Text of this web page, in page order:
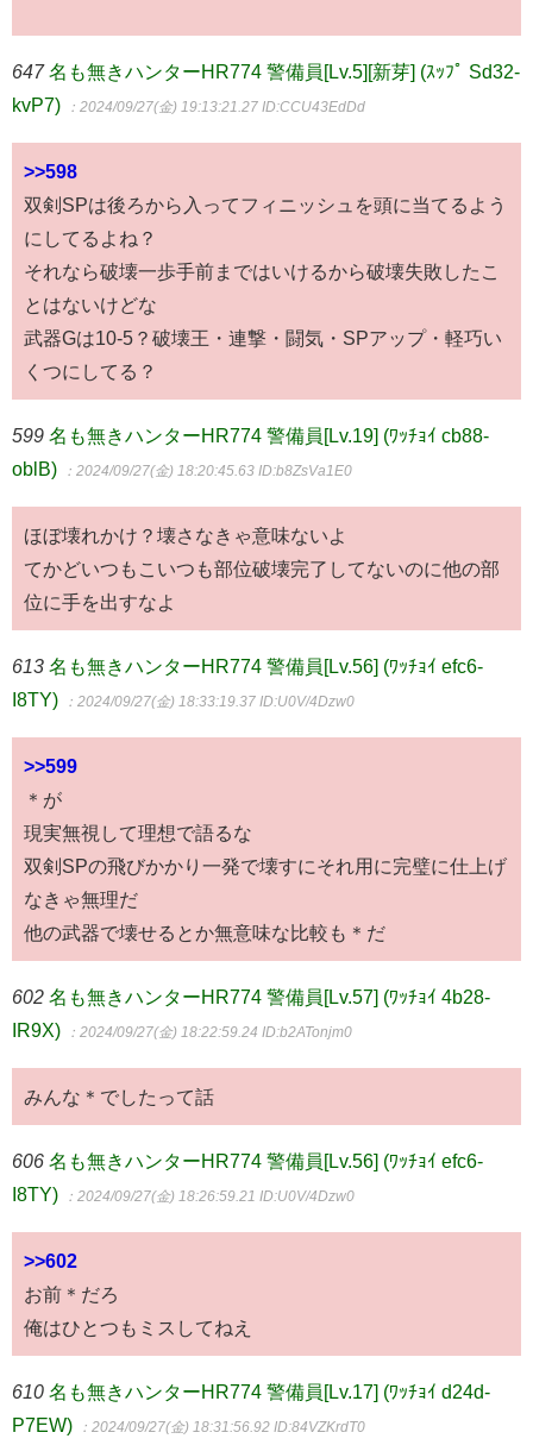
647 名も無きハンターHR774 警備員[Lv.5][新芽] (ｽｯﾌﾟ Sd32-
kvP7)
：2024/09/27(金) 19:13:21.27 ID:CCU43EdDd
>>598
双剣SPは後ろから入ってフィニッシュを頭に当てるよう
にしてるよね？
それなら破壊一歩手前まではいけるから破壊失敗したこ
とはないけどな
武器Gは10-5？破壊王・連撃・闘気・SPアップ・軽巧い
くつにしてる？
599 名も無きハンターHR774 警備員[Lv.19] (ﾜｯﾁｮｲ cb88-
oblB)
：2024/09/27(金) 18:20:45.63 ID:b8ZsVa1E0
ほぼ壊れかけ？壊さなきゃ意味ないよ
てかどいつもこいつも部位破壊完了してないのに他の部
位に手を出すなよ
613 名も無きハンターHR774 警備員[Lv.56] (ﾜｯﾁｮｲ efc6-
I8TY)
：2024/09/27(金) 18:33:19.37 ID:U0V/4Dzw0
>>599
＊が
現実無視して理想で語るな
双剣SPの飛びかかり一発で壊すにそれ用に完璧に仕上げ
なきゃ無理だ
他の武器で壊せるとか無意味な比較も＊だ
602 名も無きハンターHR774 警備員[Lv.57] (ﾜｯﾁｮｲ 4b28-
IR9X)
：2024/09/27(金) 18:22:59.24 ID:b2ATonjm0
みんな＊でしたって話
606 名も無きハンターHR774 警備員[Lv.56] (ﾜｯﾁｮｲ efc6-
I8TY)
：2024/09/27(金) 18:26:59.21 ID:U0V/4Dzw0
>>602
お前＊だろ
俺はひとつもミスしてねえ
610 名も無きハンターHR774 警備員[Lv.17] (ﾜｯﾁｮｲ d24d-
P7EW)
：2024/09/27(金) 18:31:56.92 ID:84VZKrdT0